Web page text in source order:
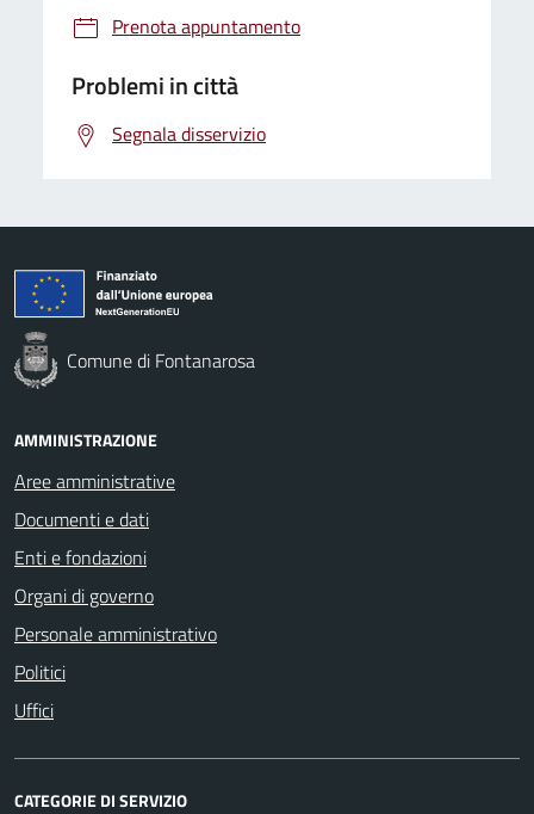
Prenota appuntamento
Problemi in città
Segnala disservizio
Comune di Fontanarosa
AMMINISTRAZIONE
Aree amministrative
Documenti e dati
Enti e fondazioni
Organi di governo
Personale amministrativo
Politici
Uffici
CATEGORIE DI SERVIZIO